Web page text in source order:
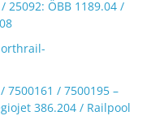
25092: ÖBB 1189.04 /
7500161 / 7500195 –
386.204 / Railpool